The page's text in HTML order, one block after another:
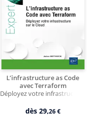
L’infrastructure as Code
avec Terraform
Déployez votre infrastructure
dès 29,26 €